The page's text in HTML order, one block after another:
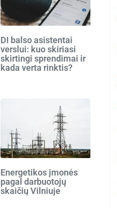
DI balso asistentai
verslui: kuo skiriasi
skirtingi sprendimai ir
kada verta rinktis?
Energetikos įmonės
pagal darbuotojų
skaičių Vilniuje